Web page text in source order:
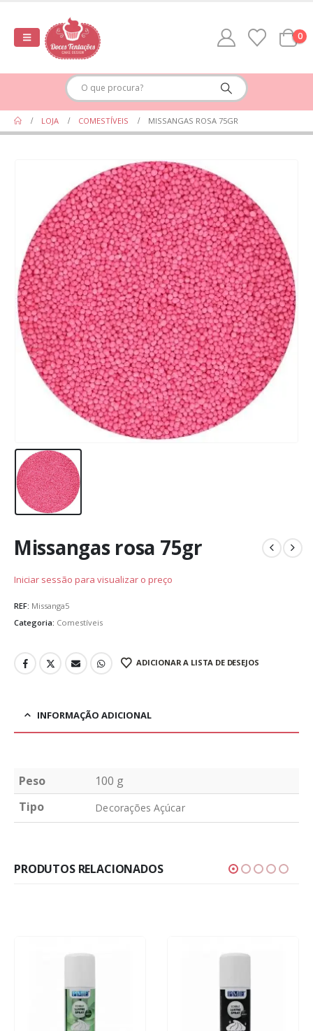
0
LOJA COMESTÍVEIS MISSANGAS ROSA 75GR
Missangas rosa 75gr
Iniciar sessão para visualizar o preço
REF: Missanga5
Categoria: Comestíveis
ADICIONAR A LISTA DE DESEJOS
INFORMAÇÃO ADICIONAL
Peso
100 g
Tipo
Decorações Açúcar
PRODUTOS RELACIONADOS